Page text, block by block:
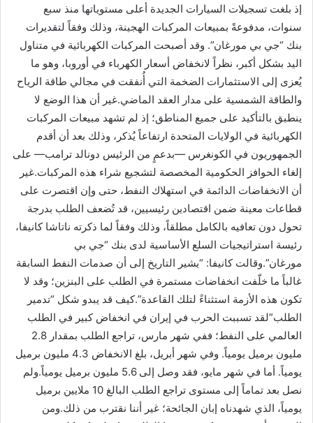
إذ بلغت تسجيلات السيارات الجديدة أعلى مستوياتها منذ سبع
سنوات، مدفوعةً بمبيعات المركبات الهجينة، وذلك وفقاً لتقديرات
بنك “جي بي مورغان”. وقد أصبحت المركبات الكهربائية في متناول
اليد بشكل أكبر، نظراً لانخفاض أسعار الكهرباء في أوروبا، وهو ما
يُعزى إلى الاستثمارات الضخمة التي أُنفقت في مجالي طاقة الرياح
والطاقة الشمسية على مدار العقد الماضي.غير أن هذا الوضع لا
ينطبق بالتأكيد على جميع المناطق؛ إذ لم تشهد مبيعات المركبات
الكهربائية في الولايات المتحدة ارتفاعاً يُذكر، وذلك بعد أن أقدم
الجمهوريون في الكونغرس —بدعمٍ من الرئيس دونالد ترامب— على
إلغاء الحوافز الحكومية المخصصة لتشجيع شراء هذه المركبات.غير
أن الانخفاضات الدائمة في استهلاك النفط، حتى وإن اقتصرت على
قطاعات معينة ضمن اقتصادين رئيسيين، قد تُضعف الطلب بدرجة
تحول دون تعافيه بالكامل مطلقاً، وذلك وفقاً لما ذكرته ناتاشا كانيفا،
رئيسة استراتيجيات السلع الأساسية لدى بنك “جي بي
مورغان”.وقالت كانيفا: “يشير التاريخ إلى أن صدمات النفط السابقة
غالباً ما خلّفت انخفاضات مستمرة في الطلب على البنزين؛ وقد لا
تكون هذه الأزمة استثناءً لتلك القاعدة”.كيف قد يبدو شكل “تدمير
الطلب”لقد تسببت الحرب في إيران في انخفاض كبير في الطلب
العالمي على النفط؛ ففي شهر مارس، تراجع الطلب بمقدار 2.8
مليون برميل يومياً. وفي شهر أبريل، بلغ الانخفاض 4.3 مليون برميل
يومياً. أما في شهر مايو، فقد وصل إلى 5.6 مليون برميل يومياً.ولم
نصل بعد تماماً إلى مستوى تراجع الطلب البالغ 10 ملايين برميل
يومياً، الذي شهدناه إبان الجائحة؛ غير أننا نقترب من ذلك.ومن